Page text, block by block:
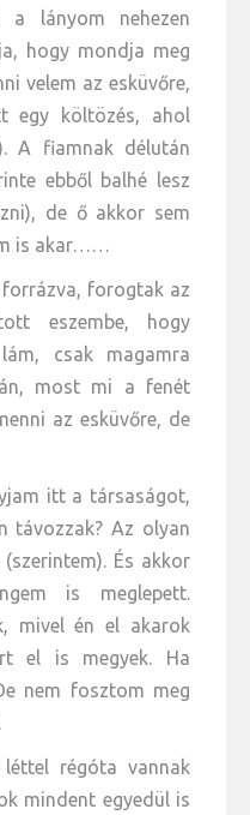
a lányom nehezen
hogy mondja meg
velem az esküvőre,
egy költözés, ahol
A fiamnak délután
ebből balhé lesz
de ő akkor sem
is akar……
forogtak az
eszembe, hogy
csak magamra
most mi a fenét
az esküvőre, de
itt a társaságot,
távozzak? Az olyan
És akkor
is meglepett.
mivel én el akarok
el is megyek. Ha
nem fosztom meg
léttel régóta vannak
mindent egyedül is